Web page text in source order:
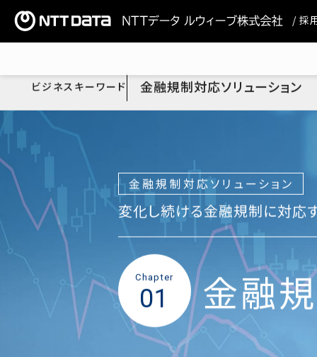
/ 採
ビジネスキーワード 金融規制対応ソリューション
金融規制対応ソリューション
変化し続ける金融規制に対応
Chapter
01 金融